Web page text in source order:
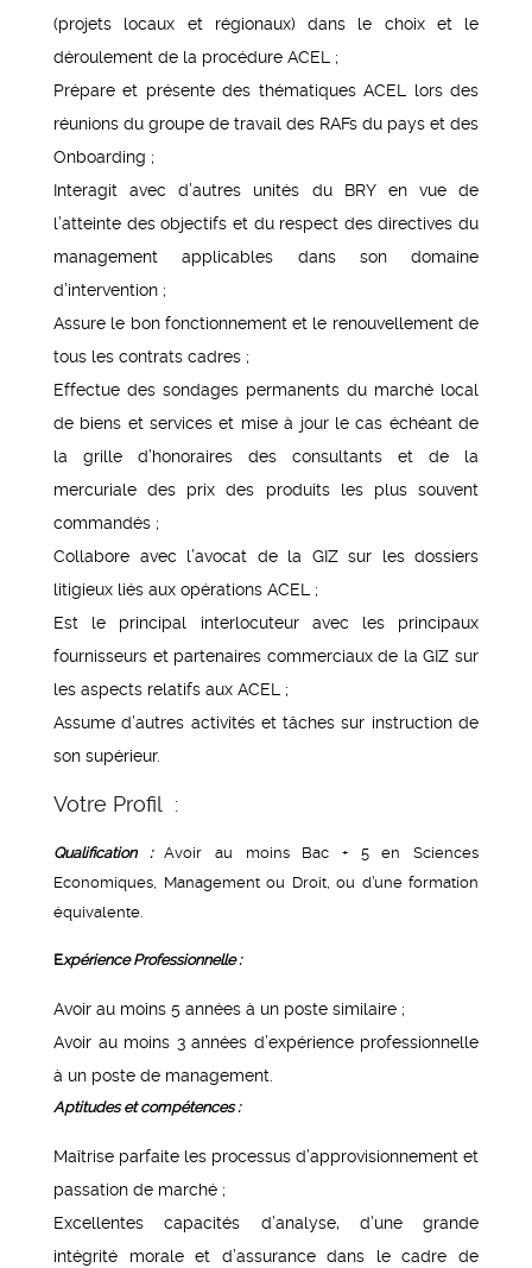
(projets locaux et régionaux) dans le choix et le
déroulement de la procédure ACEL ;
Prépare et présente des thématiques ACEL lors des
réunions du groupe de travail des RAFs du pays et des
Onboarding ;
Interagit avec d’autres unités du BRY en vue de
l’atteinte des objectifs et du respect des directives du
management applicables dans son domaine
d’intervention ;
Assure le bon fonctionnement et le renouvellement de
tous les contrats cadres ;
Effectue des sondages permanents du marché local
de biens et services et mise à jour le cas échéant de
la grille d’honoraires des consultants et de la
mercuriale des prix des produits les plus souvent
commandés ;
Collabore avec l’avocat de la GIZ sur les dossiers
litigieux liés aux opérations ACEL ;
Est le principal interlocuteur avec les principaux
fournisseurs et partenaires commerciaux de la GIZ sur
les aspects relatifs aux ACEL ;
Assume d’autres activités et tâches sur instruction de
son supérieur.
Votre Profil :
Qualification :Avoir au moins Bac + 5 en Sciences
Economiques, Management ou Droit, ou d’une formation
équivalente.
Expérience Professionnelle :
Avoir au moins 5 années à un poste similaire ;
Avoir au moins 3 années d’expérience professionnelle
à un poste de management.
Aptitudes et compétences :
Maîtrise parfaite les processus d’approvisionnement et
passation de marché ;
Excellentes capacités d’analyse, d’une grande
intégrité morale et d’assurance dans le cadre de